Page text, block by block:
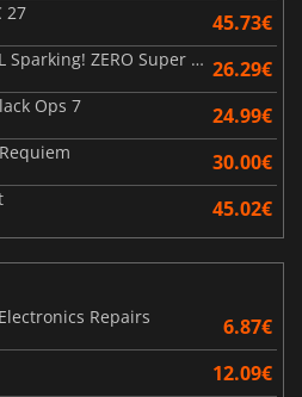
27 45.73€
DRAGON BALL Sparking! ZERO Super Limit Breaking NEO 26.29€
Ops 7 24.99€
30.00€
45.02€
Repairs
6.87€
12.09€